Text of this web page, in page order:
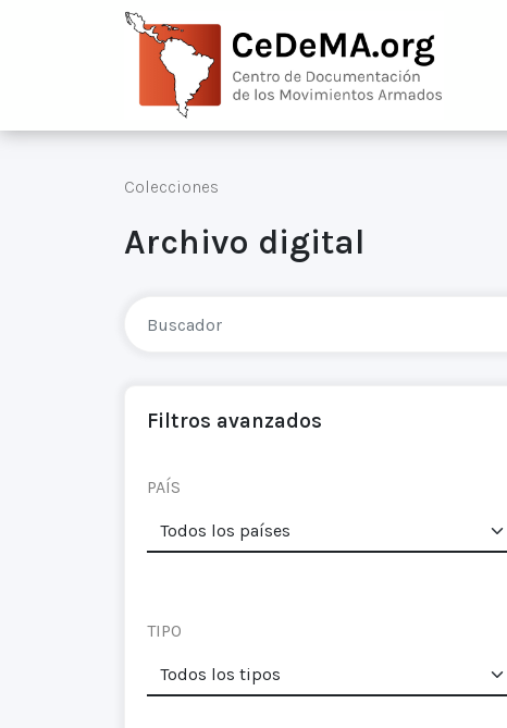
Colecciones
Archivo digital
Filtros avanzados
PAÍS
TIPO